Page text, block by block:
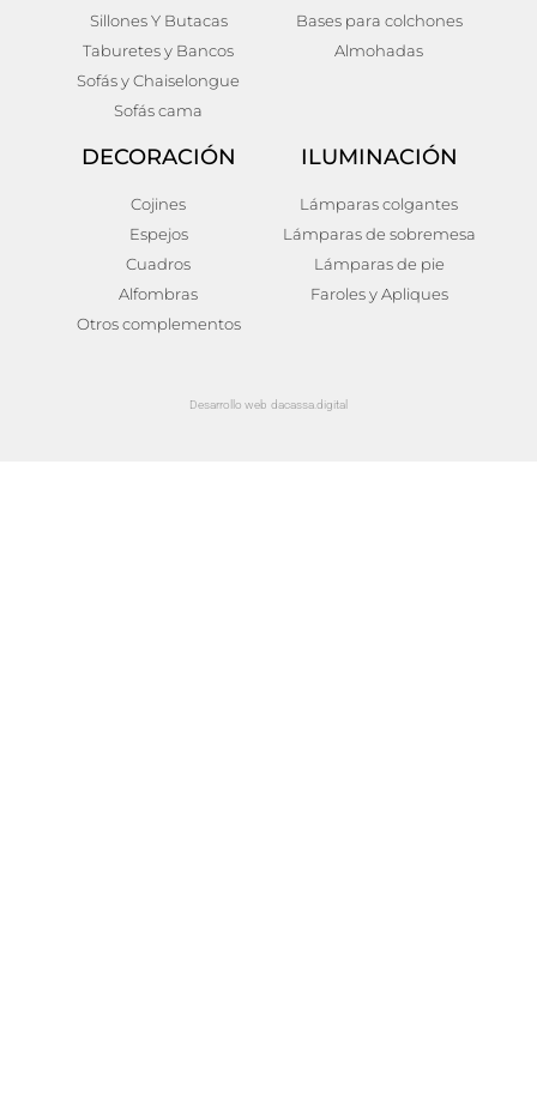
Sillones Y Butacas
Taburetes y Bancos
Sofás y Chaiselongue
Sofás cama
Bases para colchones
Almohadas
DECORACIÓN
Cojines
Espejos
Cuadros
Alfombras
Otros complementos
ILUMINACIÓN
Lámparas colgantes
Lámparas de sobremesa
Lámparas de pie
Faroles y Apliques
Desarrollo web dacassa.digital